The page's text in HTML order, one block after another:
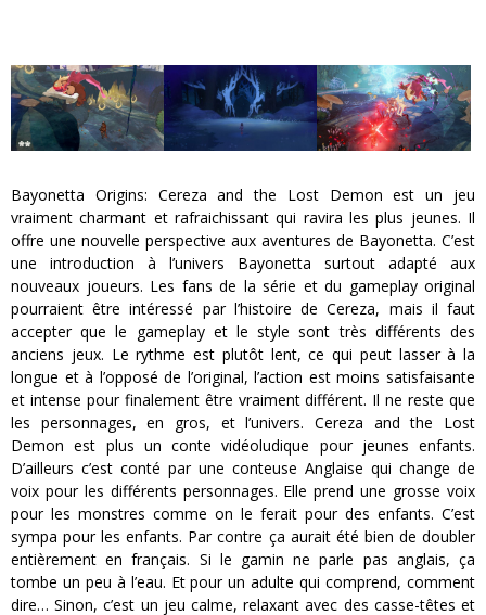
Bayonetta Origins: Cereza and the Lost Demon est un jeu
vraiment charmant et rafraichissant qui ravira les plus jeunes. Il
offre une nouvelle perspective aux aventures de Bayonetta. C’est
une introduction à l’univers Bayonetta surtout adapté aux
nouveaux joueurs. Les fans de la série et du gameplay original
pourraient être intéressé par l’histoire de Cereza, mais il faut
accepter que le gameplay et le style sont très différents des
anciens jeux. Le rythme est plutôt lent, ce qui peut lasser à la
longue et à l’opposé de l’original, l’action est moins satisfaisante
et intense pour finalement être vraiment différent. Il ne reste que
les personnages, en gros, et l’univers. Cereza and the Lost
Demon est plus un conte vidéoludique pour jeunes enfants.
D’ailleurs c’est conté par une conteuse Anglaise qui change de
voix pour les différents personnages. Elle prend une grosse voix
pour les monstres comme on le ferait pour des enfants. C’est
sympa pour les enfants. Par contre ça aurait été bien de doubler
entièrement en français. Si le gamin ne parle pas anglais, ça
tombe un peu à l’eau. Et pour un adulte qui comprend, comment
dire… Sinon, c’est un jeu calme, relaxant avec des casse-têtes et